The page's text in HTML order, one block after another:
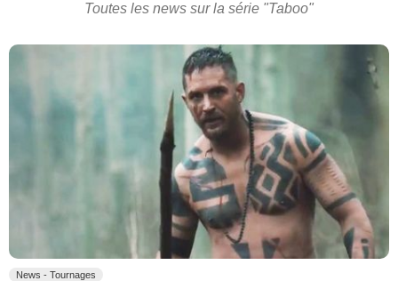
Toutes les news sur la série "Taboo"
News - Tournages